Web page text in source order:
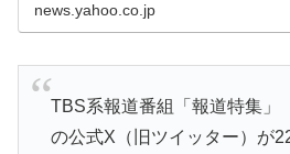
news.yahoo.co.jp
TBS系報道番組「報道特集」
の公式X（旧ツイッター）が